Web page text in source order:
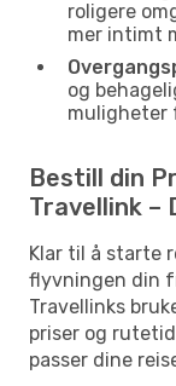
roligere
mer intimt
og
muligheter
Bestill din
Travellink –
Klar til å starte
flyvningen din
Travellinks
priser og
passer dine